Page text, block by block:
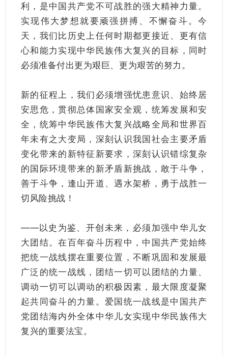
利，是中国共产党不可战胜的强大精神力量。
实现伟大梦想就要顽强拼搏、不懈奋斗。今
天，我们比历史上任何时期都更接近、更有信
心和能力实现中华民族伟大复兴的目标，同时
必须准备付出更为艰巨、更为艰苦的努力。
新的征程上，我们必须增强忧患意识、始终居
安思危，贯彻总体国家安全观，统筹发展和安
全，统筹中华民族伟大复兴战略全局和世界百
年未有之大变局，深刻认识我国社会主要矛盾
变化带来的新特征新要求，深刻认识错综复杂
的国际环境带来的新矛盾新挑战，敢于斗争，
善于斗争，逢山开道、遇水架桥，勇于战胜一
切风险挑战！
——以史为鉴、开创未来，必须加强中华儿女
大团结。在百年奋斗历程中，中国共产党始终
把统一战线摆在重要位置，不断巩固和发展最
广泛的统一战线，团结一切可以团结的力量、
调动一切可以调动的积极因素，最大限度凝聚
起共同奋斗的力量。爱国统一战线是中国共产
党团结海内外全体中华儿女实现中华民族伟大
复兴的重要法宝。